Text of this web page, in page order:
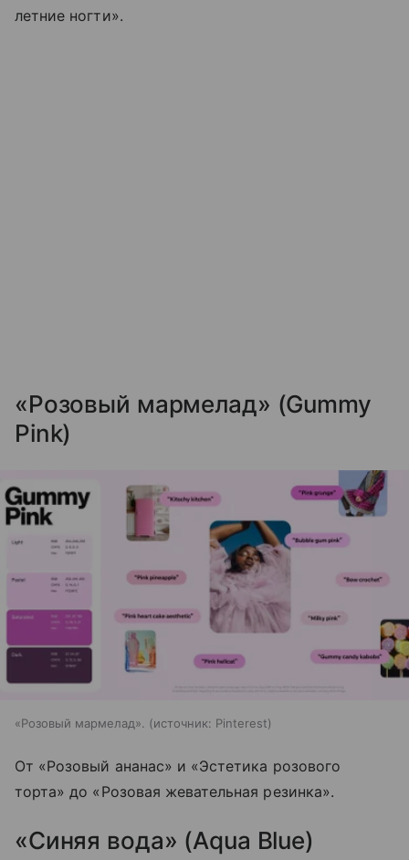
летние ногти».
«Розовый мармелад» (Gummy
Pink)
«Розовый мармелад». источник: Pinterest
От «Розовый ананас» и «Эстетика розового
торта» до «Розовая жевательная резинка».
«Синяя вода» (Aqua Blue)